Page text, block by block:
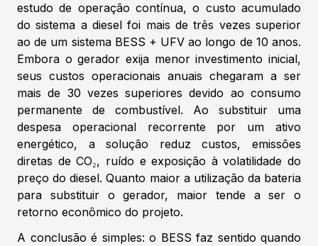
estudo de operação contínua, o custo acumulado
do sistema a diesel foi mais de três vezes superior
ao de um sistema BESS + UFV ao longo de 10 anos.
Embora o gerador exija menor investimento inicial,
seus custos operacionais anuais chegaram a ser
mais de 30 vezes superiores devido ao consumo
permanente de combustível. Ao substituir uma
despesa operacional recorrente por um ativo
energético, a solução reduz custos, emissões
diretas de CO₂, ruído e exposição à volatilidade do
preço do diesel. Quanto maior a utilização da bateria
para substituir o gerador, maior tende a ser o
retorno econômico do projeto.
A conclusão é simples: o BESS faz sentido quando